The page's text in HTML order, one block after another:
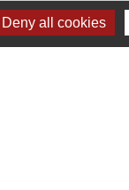
Deny all cookies